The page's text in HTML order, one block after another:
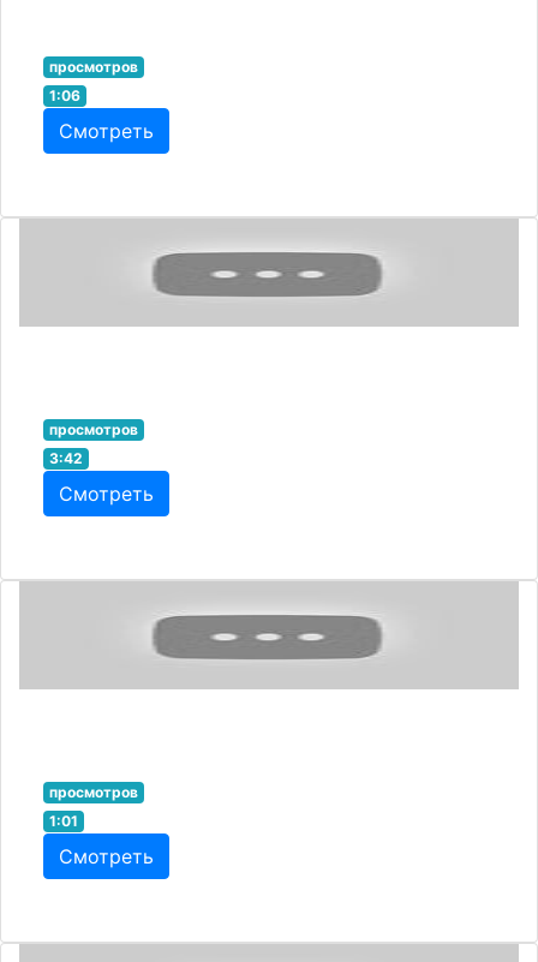
просмотров
1:06
Смотреть
просмотров
3:42
Смотреть
просмотров
1:01
Смотреть